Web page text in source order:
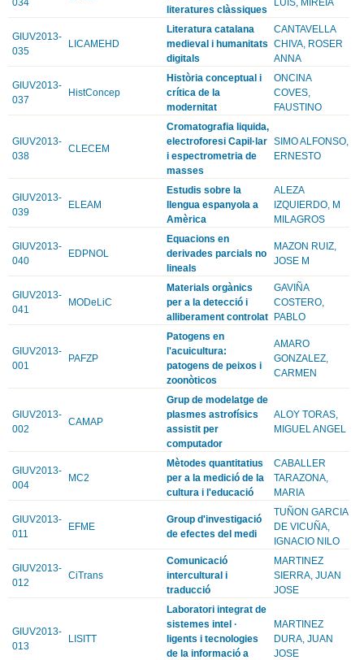
literatures clàssiques
GIUV2013-
035
LICAMEHD
Literatura catalana
medieval i humanitats
digitals
CANTAVELLA
CHIVA, ROSER
ANNA
GIUV2013-
037
HistConcep
Història conceptual i
crítica de la
modernitat
ONCINA
COVES,
FAUSTINO
GIUV2013-
038
CLECEM
Cromatografia liquida,
electroforesi Capil·lar
i espectrometria de
masses
SIMO ALFONSO,
ERNESTO
GIUV2013-
039
ELEAM
Estudis sobre la
llengua espanyola a
Amèrica
ALEZA
IZQUIERDO, M
MILAGROS
GIUV2013-
040
EDPNOL
Equacions en
derivades parcials no
lineals
MAZON RUIZ,
JOSE M
GIUV2013-
041
MODeLiC
Materials orgànics
per a la detecció i
alliberament controlat
GAVIÑA
COSTERO,
PABLO
GIUV2013-
001
PAFZP
Patogens en
l'acuicultura:
patogens de peixos i
zoonòticos
AMARO
GONZALEZ,
CARMEN
GIUV2013-
002
CAMAP
Grup de modelatge de
plasmes astrofísics
assistit per
computador
ALOY TORAS,
MIGUEL ANGEL
GIUV2013-
004
MC2
Mètodes quantitatius
per a la medició de la
cultura i l'educació
CABALLER
TARAZONA,
MARIA
GIUV2013-
011
EFME
Group d'investigació
de efectes del medi
TUÑON GARCIA
DE VICUÑA,
IGNACIO NILO
GIUV2013-
012
CiTrans
Comunicació
intercultural i
traducció
MARTINEZ
SIERRA, JUAN
JOSE
GIUV2013-
013
LISITT
Laboratori integrat de
sistemes intel ·
ligents i tecnologies
de la informació a
MARTINEZ
DURA, JUAN
JOSE